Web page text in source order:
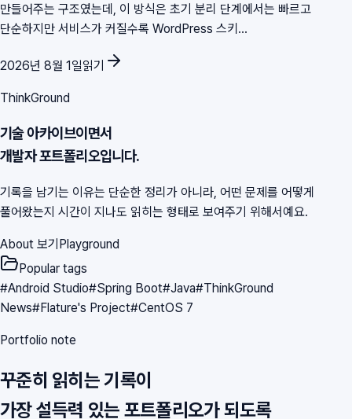
만들어주는 구조였는데, 이 방식은 초기 분리 단계에서는 빠르고
단순하지만 서비스가 커질수록 WordPress 스키...
2026년 8월 1일읽기
ThinkGround
기술 아카이브이면서
개발자 포트폴리오입니다.
기록을 남기는 이유는 단순한 정리가 아니라, 어떤 문제를 어떻게
풀어왔는지 시간이 지나도 읽히는 형태로 보여주기 위해서예요.
About 보기Playground
Popular tags
#Android Studio#Spring Boot#Java#ThinkGround
News#Flature's Project#CentOS 7
Portfolio note
꾸준히 읽히는 기록이
가장 설득력 있는 포트폴리오가 되도록